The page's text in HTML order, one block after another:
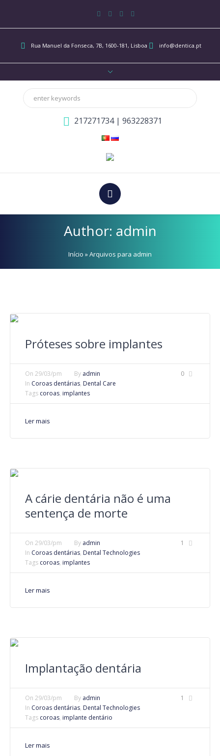
Rua Manuel da Fonseca, 7B, 1600-181, Lisboa info@dentica.pt
217271734 |963228371
Author: admin
Início »Arquivos para admin
Próteses sobre implantes
0
On 29/03/pm By admin
In Coroas dentárias, Dental Care
Tags coroas, implantes
Ler mais
A cárie dentária não é uma
sentença de morte
1
On 29/03/pm By admin
In Coroas dentárias, Dental Technologies
Tags coroas, implantes
Ler mais
Implantação dentária
1
On 29/03/pm By admin
In Coroas dentárias, Dental Technologies
Tags coroas, implante dentário
Ler mais